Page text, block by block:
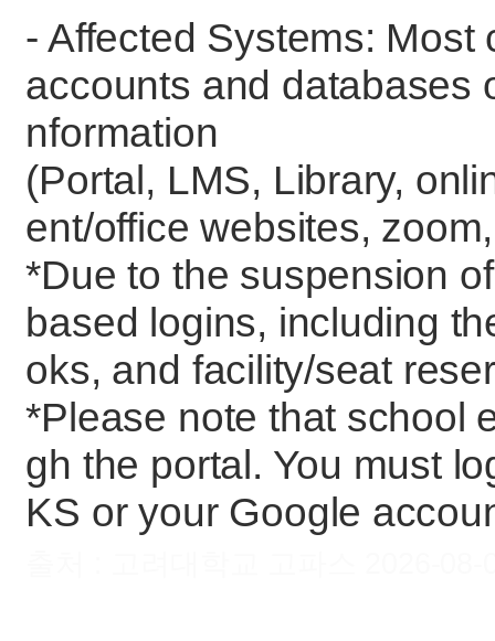
- Affected Systems:
accounts and databases
nformation
(Portal, LMS, Library,
ent/office websites,
*Due to the suspension
based logins, including
oks, and facility/seat
*Please note that school
gh the portal. You must
KS or your Google